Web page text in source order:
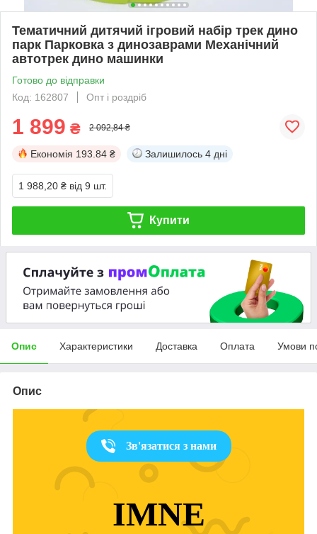
Тематичний дитячий ігровий набір трек дино
парк Парковка з динозаврами Механічний
автотрек дино машинки
Готово до відправки
Код: 162807
Опт і роздріб
1 899 ₴ 2 092,84 ₴
Економія 193.84 ₴ Залишилось 4 дні
1 988,20 ₴ від 9 шт.
Купити
Опис Характеристики Доставка Оплата Умови
Опис
Зв'язатися з нами
IMNE